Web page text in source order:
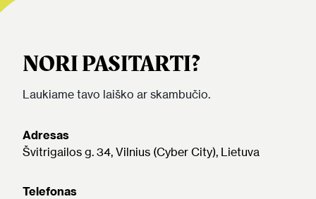
NORI PASITARTI?
Laukiame tavo laiško ar skambučio.
Adresas
Švitrigailos g. 34, Vilnius (Cyber City), Lietuva
Telefonas